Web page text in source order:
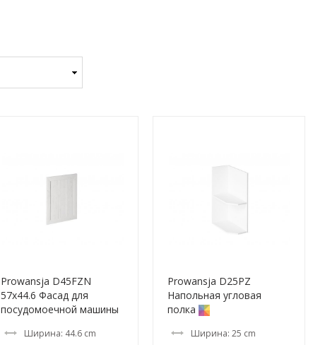
Prowansja D45FZN
57x44.6 Фасад для
посудомоечной машины
Ширина: 44.6 cm
Prowansja D25PZ
Напольная угловая
полка
Ширина: 25 cm